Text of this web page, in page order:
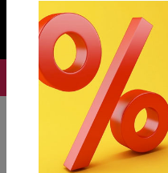
OKAZJE
Strona główna BIŻUTERIA